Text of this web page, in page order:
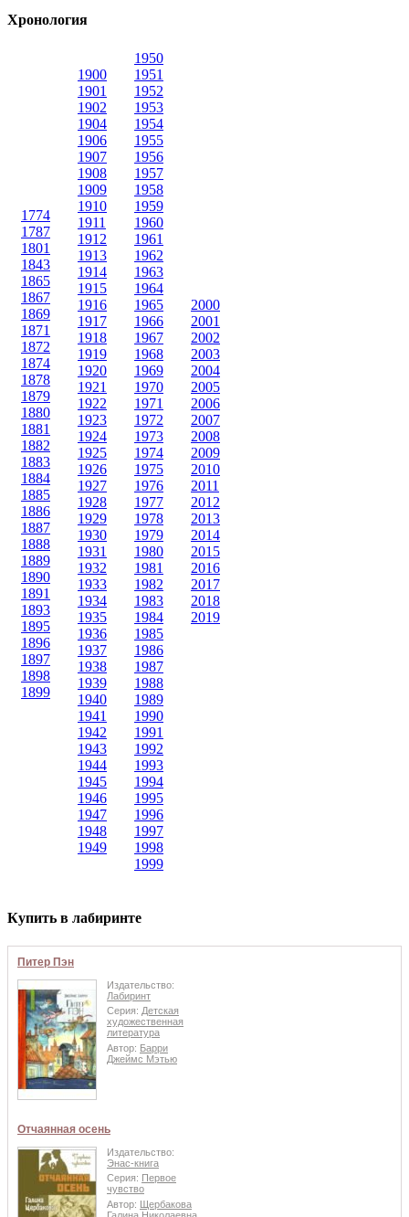
Хронология
1774
1787
1801
1843
1865
1867
1869
1871
1872
1874
1878
1879
1880
1881
1882
1883
1884
1885
1886
1887
1888
1889
1890
1891
1893
1895
1896
1897
1898
1899
1900
1901
1902
1904
1906
1907
1908
1909
1910
1911
1912
1913
1914
1915
1916
1917
1918
1919
1920
1921
1922
1923
1924
1925
1926
1927
1928
1929
1930
1931
1932
1933
1934
1935
1936
1937
1938
1939
1940
1941
1942
1943
1944
1945
1946
1947
1948
1949
1950
1951
1952
1953
1954
1955
1956
1957
1958
1959
1960
1961
1962
1963
1964
1965
1966
1967
1968
1969
1970
1971
1972
1973
1974
1975
1976
1977
1978
1979
1980
1981
1982
1983
1984
1985
1986
1987
1988
1989
1990
1991
1992
1993
1994
1995
1996
1997
1998
1999
2000
2001
2002
2003
2004
2005
2006
2007
2008
2009
2010
2011
2012
2013
2014
2015
2016
2017
2018
2019
Купить в лабиринте
Питер Пэн
Издательство:
Лабиринт
Серия: Детская
художественная
литература
Автор: Барри
Джеймс Мэтью
Отчаянная осень
Издательство:
Энас-книга
Серия: Первое
чувство
Автор: Щербакова